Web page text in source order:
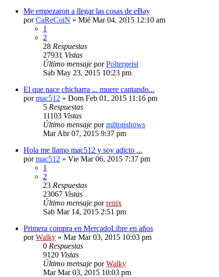
Me empezaron a llegar las cosas de eBay
porCaReCoiN » Mié Mar 04, 2015 12:10 am
1
2
28 Respuestas
27931 Vistas
Último mensaje porPoltergeist
Sab May 23, 2015 10:23 pm
El que nace chicharra ... muere cantando...
pormac512 » Dom Feb 01, 2015 11:16 pm
5 Respuestas
11103 Vistas
Último mensaje pormiltonshows
Mar Abr 07, 2015 9:37 pm
Hola me llamo mac512 y soy adicto ...
pormac512 » Vie Mar 06, 2015 7:37 pm
1
2
23 Respuestas
23067 Vistas
Último mensaje porrenix
Sab Mar 14, 2015 2:51 pm
Primera compra en MercadoLibre en años
porWalky » Mar Mar 03, 2015 10:03 pm
0 Respuestas
9120 Vistas
Último mensaje porWalky
Mar Mar 03, 2015 10:03 pm